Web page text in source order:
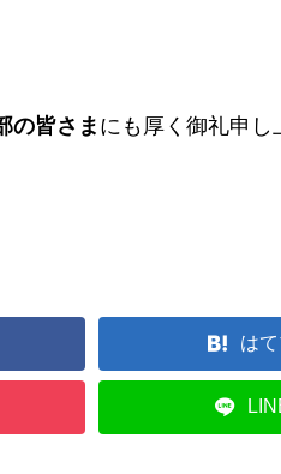
の皆さまにも厚く御礼申し
は